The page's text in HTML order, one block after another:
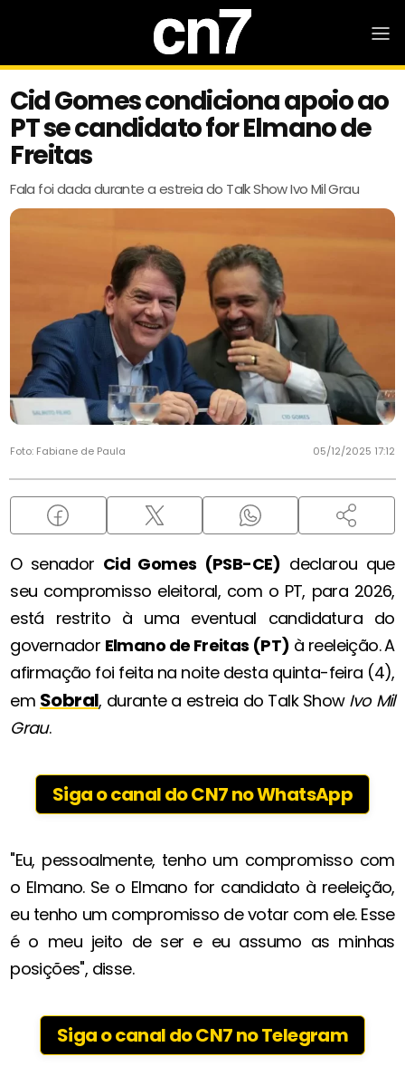
Cid Gomes condiciona apoio ao
PT se candidato for Elmano de
Freitas
Fala foi dada durante a estreia do Talk Show Ivo Mil Grau
Foto: Fabiane de Paula 05/12/2025 17:12
O senador Cid Gomes (PSB-CE) declarou que
seu compromisso eleitoral, com o PT, para 2026,
está restrito à uma eventual candidatura do
governador Elmano de Freitas (PT) à reeleição. A
afirmação foi feita na noite desta quinta-feira (4),
em Sobral, durante a estreia do Talk Show Ivo Mil
Grau.
Siga o canal do CN7 no WhatsApp
"Eu, pessoalmente, tenho um compromisso com
o Elmano. Se o Elmano for candidato à reeleição,
eu tenho um compromisso de votar com ele. Esse
é o meu jeito de ser e eu assumo as minhas
posições", disse.
Siga o canal do CN7 no Telegram